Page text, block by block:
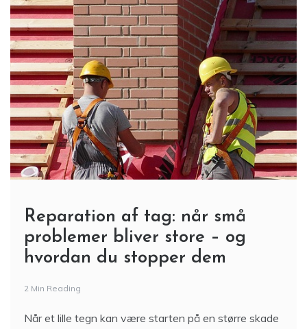
Reparation af tag: når små
problemer bliver store – og
hvordan du stopper dem
2 Min Reading
Når et lille tegn kan være starten på en større skade